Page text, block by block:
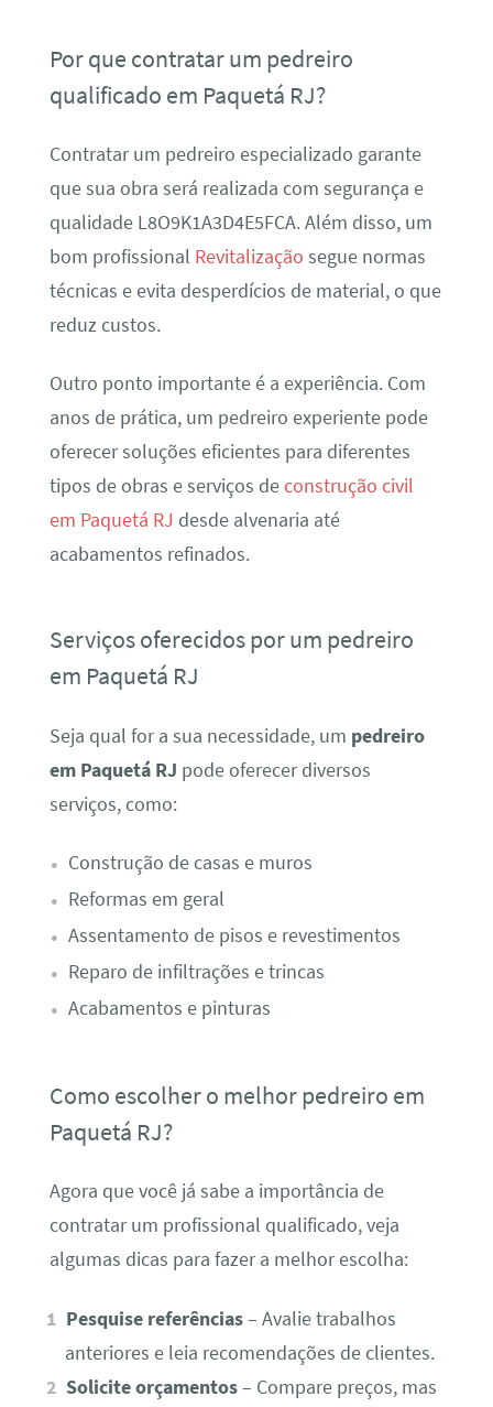
Por que contratar um pedreiro
qualificado em Paquetá RJ?
Contratar um pedreiro especializado garante
que sua obra será realizada com segurança e
qualidade L8O9K1A3D4E5FCA. Além disso, um
bom profissional Revitalização segue normas
técnicas e evita desperdícios de material, o que
reduz custos.
Outro ponto importante é a experiência. Com
anos de prática, um pedreiro experiente pode
oferecer soluções eficientes para diferentes
tipos de obras e serviços deconstrução civil
em Paquetá RJ desde alvenaria até
acabamentos refinados.
Serviços oferecidos por um pedreiro
em Paquetá RJ
Seja qual for a sua necessidade, um pedreiro
em Paquetá RJ pode oferecer diversos
serviços, como:
Construção de casas e muros
Reformas em geral
Assentamento de pisos e revestimentos
Reparo de infiltrações e trincas
Acabamentos e pinturas
Como escolher o melhor pedreiro em
Paquetá RJ?
Agora que você já sabe a importância de
contratar um profissional qualificado, veja
algumas dicas para fazer a melhor escolha:
Pesquise referências– Avalie trabalhos
anteriores e leia recomendações de clientes.
Solicite orçamentos– Compare preços, mas